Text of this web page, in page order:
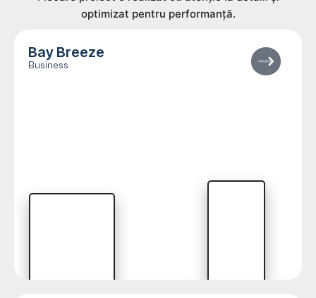
optimizat pentru performanță.
Bay Breeze
Business